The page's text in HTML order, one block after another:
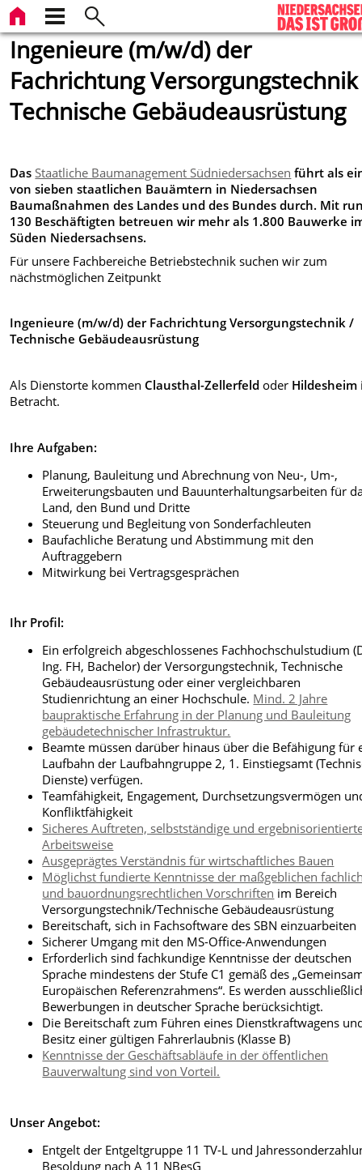
Ingenieure (m/w/d) der
Fachrichtung
Technische Gebäudeausrüstung
Das Staatliche Baumanagement Südniedersachsen führt als
von sieben staatlichen Bauämtern in Niedersachsen
Baumaßnahmen des Landes und des Bundes durch. Mit
130 Beschäftigten betreuen wir mehr als 1.800 Bauwerke
Süden Niedersachsens.
Für unsere Fachbereiche Betriebstechnik suchen wir zum
nächstmöglichen Zeitpunkt
Ingenieure (m/w/d) der Fachrichtung Versorgungstechnik /
Technische Gebäudeausrüstung
Als Dienstorte kommen Clausthal-Zellerfeld oder Hildesheim
Betracht.
Ihre Aufgaben:
Planung, Bauleitung und Abrechnung von Neu-, Um-,
Erweiterungsbauten und Bauunterhaltungsarbeiten für
Land, den Bund und Dritte
Steuerung und Begleitung von Sonderfachleuten
Baufachliche Beratung und Abstimmung mit den
Auftraggebern
Mitwirkung bei Vertragsgesprächen
Ihr Profil:
Ein erfolgreich abgeschlossenes Fachhochschulstudium
Ing. FH, Bachelor) der Versorgungstechnik, Technische
Gebäudeausrüstung oder einer vergleichbaren
Studienrichtung an einer Hochschule. Mind. 2 Jahre
baupraktische Erfahrung in der Planung und Bauleitung
gebäudetechnischer Infrastruktur.
Beamte müssen darüber hinaus über die Befähigung für
Laufbahn der Laufbahngruppe 2, 1. Einstiegsamt
Dienste) verfügen.
Teamfähigkeit, Engagement, Durchsetzungsvermögen
Konfliktfähigkeit
Sicheres Auftreten, selbstständige und
Arbeitsweise
Ausgeprägtes Verständnis für wirtschaftliches Bauen
Möglichst fundierte Kenntnisse der maßgeblichen
und bauordnungsrechtlichen Vorschriften im Bereich
Versorgungstechnik/Technische Gebäudeausrüstung
Bereitschaft, sich in Fachsoftware des SBN einzuarbeiten
Sicherer Umgang mit den MS-Office-Anwendungen
Erforderlich sind fachkundige Kenntnisse der deutschen
Sprache mindestens der Stufe C1 gemäß des
Europäischen Referenzrahmens“. Es werden
Bewerbungen in deutscher Sprache berücksichtigt.
Die Bereitschaft zum Führen eines Dienstkraftwagens
Besitz einer gültigen Fahrerlaubnis (Klasse B)
Kenntnisse der Geschäftsabläufe in der öffentlichen
Bauverwaltung sind von Vorteil.
Unser Angebot:
Entgelt der Entgeltgruppe 11 TV-L und
Besoldung nach A 11 NBesG